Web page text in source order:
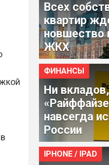
Всех
квартир
новшество
ЖКХ
ФИНАНСЫ
Ни
навсегда
России
IPHONE / IPAD